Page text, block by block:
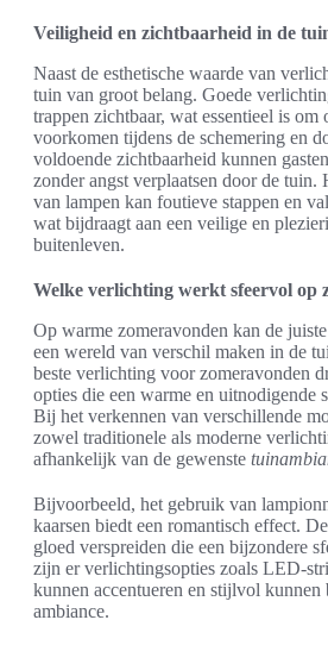
Veiligheid en zichtbaarheid in de
Naast de esthetische waarde van
tuin van groot belang. Goede
trappen zichtbaar, wat essentieel is om
voorkomen tijdens de schemering en
voldoende zichtbaarheid kunnen
zonder angst verplaatsen door de tuin.
van lampen kan foutieve stappen en
wat bijdraagt aan een veilige en
buitenleven.
Welke verlichting werkt sfeervol op
Op warme zomeravonden kan de juiste
een wereld van verschil maken in de
beste verlichting voor zomeravonden
opties die een warme en uitnodigende
Bij het verkennen van verschillende
zowel traditionele als moderne
afhankelijk van de gewenste
Bijvoorbeeld, het gebruik van
kaarsen biedt een romantisch effect.
gloed verspreiden die een bijzondere
zijn er verlichtingsopties zoals LED-
kunnen accentueren en stijlvol kunnen
ambiance.